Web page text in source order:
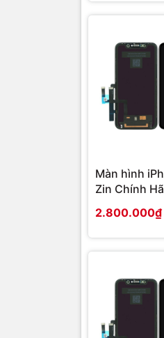
Màn hình
Zin Chính
2.800.000₫